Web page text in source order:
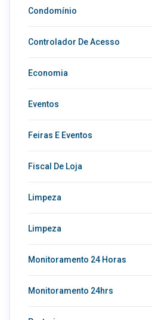
Condomínio
Controlador De Acesso
Economia
Eventos
Feiras E Eventos
Fiscal De Loja
Limpeza
Limpeza
Monitoramento 24 Horas
Monitoramento 24hrs